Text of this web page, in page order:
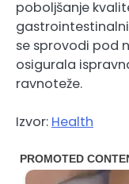
poboljšanje
se sprovodi pod
osigurala
ravnoteže.
Izvor: Health